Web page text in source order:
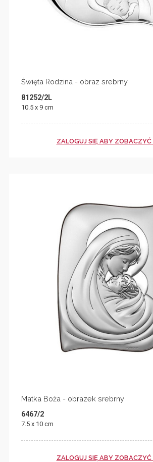
Święta Rodzina - obraz srebrny
81252/2L
10.5 x 9 cm
ZALOGUJ SIĘ ABY ZOBACZYĆ
Matka Boża - obrazek srebrny
6467/2
7.5 x 10 cm
ZALOGUJ SIĘ ABY ZOBACZYĆ